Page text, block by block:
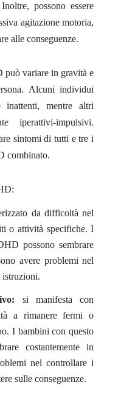
possono essere
agitazione motoria,
alle conseguenze.
può variare in gravità e
Alcuni individui
inattenti, mentre altri
iperattivi-impulsivi.
sintomi di tutti e tre i
combinato.
da difficoltà nel
o attività specifiche. I
possono sembrare
avere problemi nel
istruzioni.
si manifesta con
a rimanere fermi o
I bambini con questo
costantemente in
nel controllare i
sulle conseguenze.